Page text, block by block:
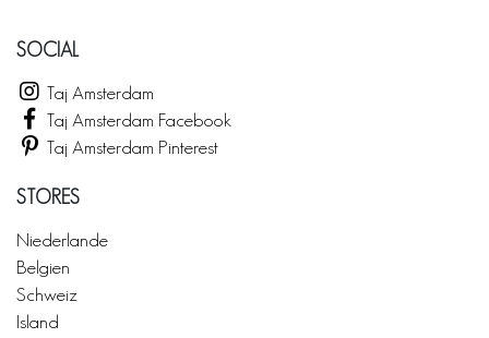
SOCIAL
Taj Amsterdam
Taj Amsterdam Facebook
Taj Amsterdam Pinterest
STORES
Niederlande
Belgien
Schweiz
Island